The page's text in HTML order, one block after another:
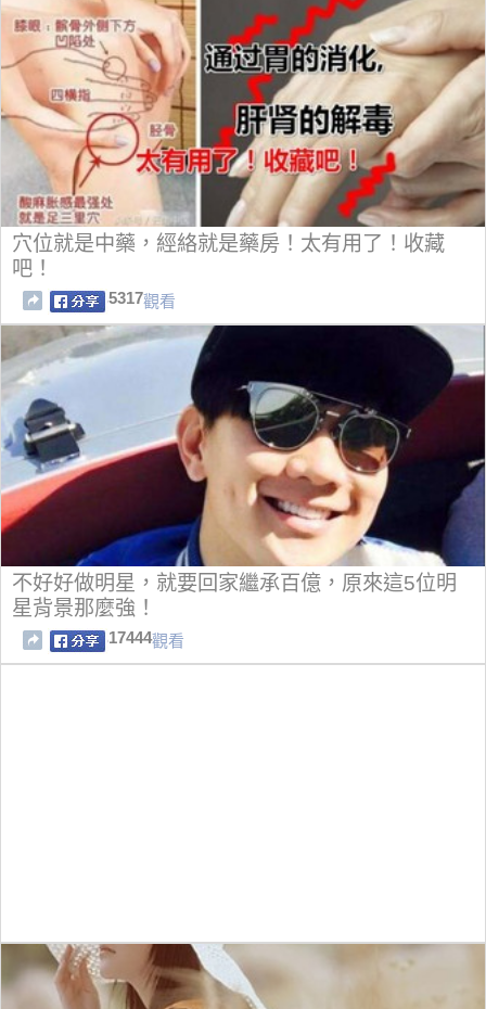
穴位就是中藥，經絡就是藥房！太有用了！收藏
吧！
5317觀看
不好好做明星，就要回家繼承百億，原來這5位明
星背景那麼強！
17444觀看